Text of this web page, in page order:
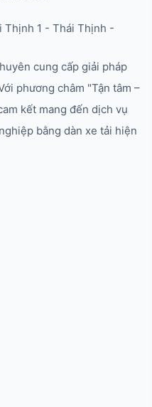
Thịnh 1 - Thái Thịnh -
cung cấp giải pháp
phương châm "Tận tâm –
kết mang đến dịch vụ
bằng dàn xe tải hiện